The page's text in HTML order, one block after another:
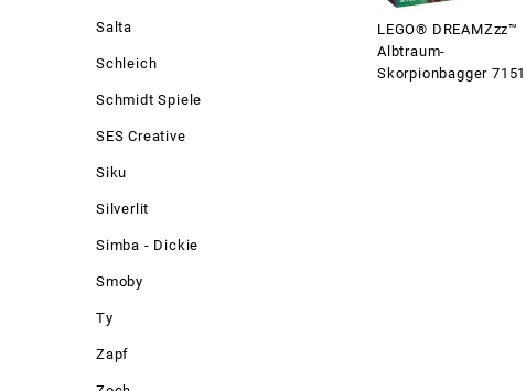
Salta
Schleich
Schmidt Spiele
SES Creative
Siku
Silverlit
Simba - Dickie
Smoby
Ty
Zapf
LEGO® DREAMZzz™
Albtraum-
Skorpionbagger